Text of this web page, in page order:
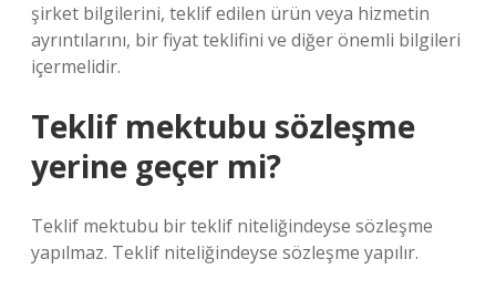
şirket bilgilerini, teklif edilen ürün veya hizmetin
ayrıntılarını, bir fiyat teklifini ve diğer önemli bilgileri
içermelidir.
Teklif mektubu sözleşme
yerine geçer mi?
Teklif mektubu bir teklif niteliğindeyse sözleşme
yapılmaz. Teklif niteliğindeyse sözleşme yapılır.